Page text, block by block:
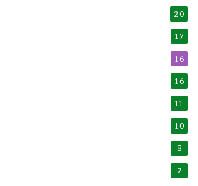
20
17
16
16
11
10
8
7